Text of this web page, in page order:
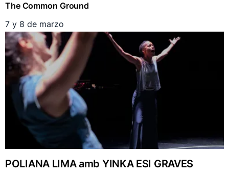
The Common Ground
7 y 8 de marzo
POLIANA LIMA amb YINKA ESI GRAVES